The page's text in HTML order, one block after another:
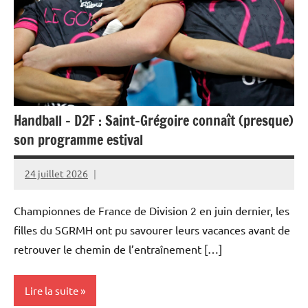
Handball – D2F : Saint-Grégoire connaît (presque)
son programme estival
24 juillet 2026
Rédaction
Championnes de France de Division 2 en juin dernier, les
filles du SGRMH ont pu savourer leurs vacances avant de
retrouver le chemin de l’entraînement […]
Lire la suite